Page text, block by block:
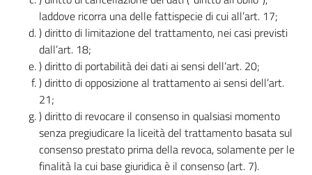
laddove ricorra una delle fattispecie di cui all’art. 17;
) diritto di limitazione del trattamento, nei casi previsti
dall’art. 18;
) diritto di portabilità dei dati ai sensi dell’art. 20;
) diritto di opposizione al trattamento ai sensi dell’art.
21;
) diritto di revocare il consenso in qualsiasi momento
senza pregiudicare la liceità del trattamento basata sul
consenso prestato prima della revoca, solamente per le
finalità la cui base giuridica è il consenso (art. 7).